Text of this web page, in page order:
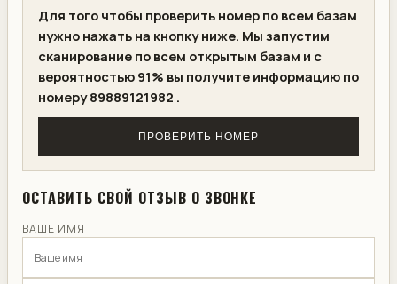
Для того чтобы проверить номер по всем базам
нужно нажать на кнопку ниже. Мы запустим
сканирование по всем открытым базам и с
вероятностью 91% вы получите информацию по
номеру 89889121982 .
ПРОВЕРИТЬ НОМЕР
ОСТАВИТЬ СВОЙ ОТЗЫВ О ЗВОНКЕ
ВАШЕ ИМЯ